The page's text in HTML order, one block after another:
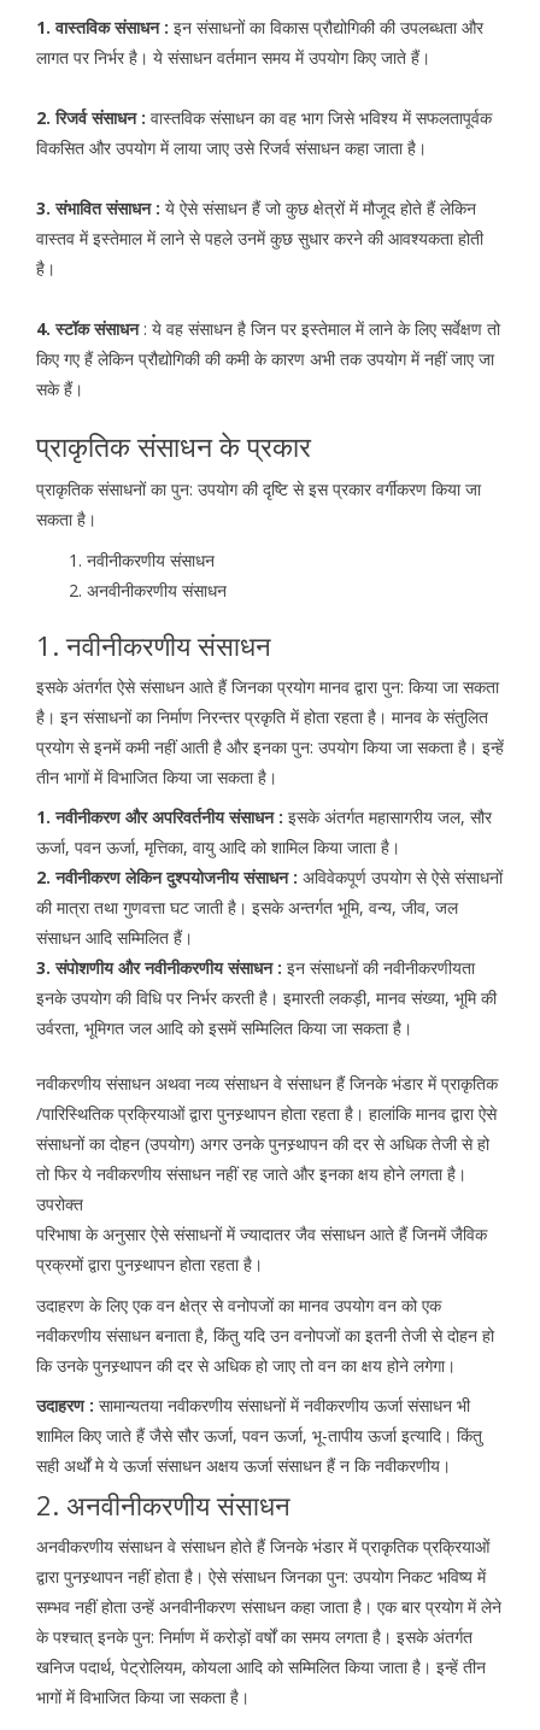
1. वास्तविक संसाधन : इन संसाधनों का विकास प्रौद्योगिकी की उपलब्धता और
लागत पर निर्भर है। ये संसाधन वर्तमान समय में उपयोग किए जाते हैं।
2. रिजर्व संसाधन : वास्तविक संसाधन का वह भाग जिसे भविश्य में सफलतापूर्वक
विकसित और उपयोग में लाया जाए उसे रिजर्व संसाधन कहा जाता है।
3. संभावित संसाधन : ये ऐसे संसाधन हैं जो कुछ क्षेत्रों में मौजूद होते हैं लेकिन
वास्तव में इस्तेमाल में लाने से पहले उनमें कुछ सुधार करने की आवश्यकता होती
है।
4. स्टॉक संसाधन : ये वह संसाधन है जिन पर इस्तेमाल में लाने के लिए सर्वेक्षण तो
किए गए हैं लेकिन प्रौद्योगिकी की कमी के कारण अभी तक उपयोग में नहीं जाए जा
सके हैं।
प्राकृतिक संसाधन के प्रकार
प्राकृतिक संसाधनों का पुन: उपयोग की दृष्टि से इस प्रकार वर्गीकरण किया जा
सकता है।
नवीनीकरणीय संसाधन
अनवीनीकरणीय संसाधन
1. नवीनीकरणीय संसाधन
इसके अंतर्गत ऐसे संसाधन आते हैं जिनका प्रयोग मानव द्वारा पुन: किया जा सकता
है। इन संसाधनों का निर्माण निरन्तर प्रकृति में होता रहता है। मानव के संतुलित
प्रयोग से इनमें कमी नहीं आती है और इनका पुन: उपयोग किया जा सकता है। इन्हें
तीन भागों में विभाजित किया जा सकता है।
1. नवीनीकरण और अपरिवर्तनीय संसाधन : इसके अंतर्गत महासागरीय जल, सौर
ऊर्जा, पवन ऊर्जा, मृत्तिका, वायु आदि को शामिल किया जाता है।
2. नवीनीकरण लेकिन दुश्पयोजनीय संसाधन : अविवेकपूर्ण उपयोग से ऐसे संसाधनों
की मात्रा तथा गुणवत्ता घट जाती है। इसके अन्तर्गत भूमि, वन्य, जीव, जल
संसाधन आदि सम्मिलित हैं।
3. संपोशणीय और नवीनीकरणीय संसाधन : इन संसाधनों की नवीनीकरणीयता
इनके उपयोग की विधि पर निर्भर करती है। इमारती लकड़ी, मानव संख्या, भूमि की
उर्वरता, भूमिगत जल आदि को इसमें सम्मिलित किया जा सकता है।
नवीकरणीय संसाधन अथवा नव्य संसाधन वे संसाधन हैं जिनके भंडार में प्राकृतिक
/पारिस्थितिक प्रक्रियाओं द्वारा पुनस्र्थापन होता रहता है। हालांकि मानव द्वारा ऐसे
संसाधनों का दोहन (उपयोग) अगर उनके पुनस्र्थापन की दर से अधिक तेजी से हो
तो फिर ये नवीकरणीय संसाधन नहीं रह जाते और इनका क्षय होने लगता है।
उपरोक्त
परिभाषा के अनुसार ऐसे संसाधनों में ज्यादातर जैव संसाधन आते हैं जिनमें जैविक
प्रक्रमों द्वारा पुनस्र्थापन होता रहता है।
उदाहरण के लिए एक वन क्षेत्र से वनोपजों का मानव उपयोग वन को एक
नवीकरणीय संसाधन बनाता है, किंतु यदि उन वनोपजों का इतनी तेजी से दोहन हो
कि उनके पुनस्र्थापन की दर से अधिक हो जाए तो वन का क्षय होने लगेगा।
उदाहरण : सामान्यतया नवीकरणीय संसाधनों में नवीकरणीय ऊर्जा संसाधन भी
शामिल किए जाते हैं जैसे सौर ऊर्जा, पवन ऊर्जा, भू-तापीय ऊर्जा इत्यादि। किंतु
सही अर्थों मे ये ऊर्जा संसाधन अक्षय ऊर्जा संसाधन हैं न कि नवीकरणीय।
2. अनवीनीकरणीय संसाधन
अनवीकरणीय संसाधन वे संसाधन होते हैं जिनके भंडार में प्राकृतिक प्रक्रियाओं
द्वारा पुनस्र्थापन नहीं होता है। ऐसे संसाधन जिनका पुन: उपयोग निकट भविष्य में
सम्भव नहीं होता उन्हें अनवीनीकरण संसाधन कहा जाता है। एक बार प्रयोग में लेने
के पश्चात् इनके पुन: निर्माण में करोड़ों वर्षों का समय लगता है। इसके अंतर्गत
खनिज पदार्थ, पेट्रोलियम, कोयला आदि को सम्मिलित किया जाता है। इन्हें तीन
भागों में विभाजित किया जा सकता है।